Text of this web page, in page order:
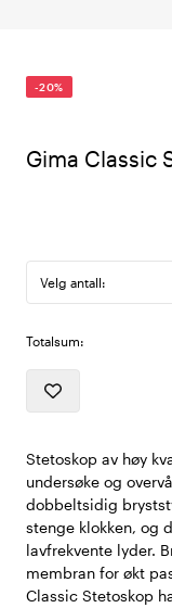
-20%
Gima Classic
Velg antall:
Totalsum:
Stetoskop av høy
undersøke og
dobbeltsidig
stenge klokken, og
lavfrekvente lyder.
membran for økt
Classic Stetoskop